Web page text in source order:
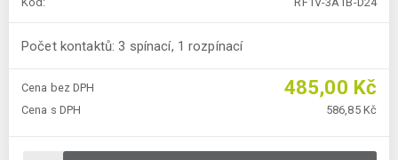
Počet kontaktů: 3 spínací, 1 rozpínací
Cena bez DPH 485,00 Kč
Cena s DPH 586,85 Kč